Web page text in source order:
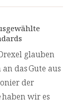
mind. 6
Keime pro
Lacto
glauben
das Gute aus
der
wir es